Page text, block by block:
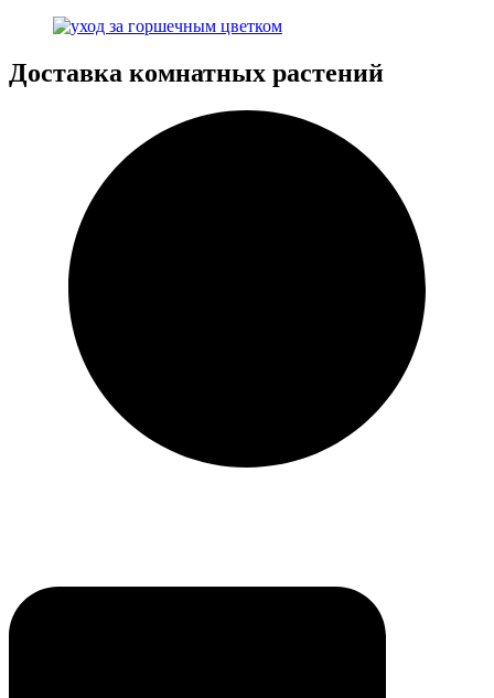
Доставка комнатных растений